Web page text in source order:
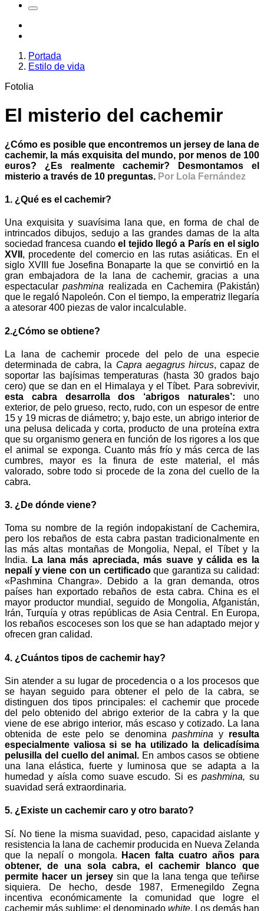
Portada
Estilo de vida
Fotolia
El misterio del cachemir
¿Cómo es posible que encontremos un jersey de lana de
cachemir, la más exquisita del mundo, por menos de 100
euros? ¿Es realmente cachemir? Desmontamos el
misterio a través de 10 preguntas. Por Lola Fernández
1. ¿Qué es el cachemir?
Una exquisita y suavísima lana que, en forma de chal de
intrincados dibujos, sedujo a las grandes damas de la alta
sociedad francesa cuandoel tejido llegó a París en el siglo
XVII , procedente del comercio en las rutas asiáticas. En el
siglo XVIII fue Josefina Bonaparte la que se convirtió en la
gran embajadora de la lana de cachemir, gracias a una
espectacularpashmina realizada en Cachemira (Pakistán)
que le regaló Napoleón. Con el tiempo, la emperatriz llegaría
a atesorar 400 piezas de valor incalculable.
2.¿Cómo se obtiene?
La lana de cachemir procede del pelo de una especie
determinada de cabra, la Capra aegagrus hircus, capaz de
soportar las bajísimas temperaturas (hasta 30 grados bajo
cero) que se dan en el Himalaya y el Tíbet. Para sobrevivir,
esta cabra desarrolla dos ‘abrigos naturales’: uno
exterior, de pelo grueso, recto, rudo, con un espesor de entre
15 y 19 micras de diámetro; y, bajo este, un abrigo interior de
una pelusa delicada y corta, producto de una proteína extra
que su organismo genera en función de los rigores a los que
el animal se exponga. Cuanto más frío y más cerca de las
cumbres, mayor es la finura de este material, el más
valorado, sobre todo si procede de la zona del cuello de la
cabra.
3. ¿De dónde viene?
Toma su nombre de la región indopakistaní de Cachemira,
pero los rebaños de esta cabra pastan tradicionalmente en
las más altas montañas de Mongolia, Nepal, el Tíbet y la
India.
La lana más apreciada, más suave y cálida es la
nepalí y viene con un certificadoque garantiza su calidad:
«Pashmina Changra». Debido a la gran demanda, otros
países han exportado rebaños de esta cabra. China es el
mayor productor mundial, seguido de Mongolia, Afganistán,
Irán, Turquía y otras repúblicas de Asia Central. En Europa,
los rebaños escoceses son los que se han adaptado mejor y
ofrecen gran calidad.
4. ¿Cuántos tipos de cachemir hay?
Sin atender a su lugar de procedencia o a los procesos que
se hayan seguido para obtener el pelo de la cabra, se
distinguen dos tipos principales: el cachemir que procede
del pelo obtenido del abrigo exterior de la cabra y la que
viene de ese abrigo interior, más escaso y cotizado. La lana
obtenida de este pelo se denomina pashmina y resulta
especialmente valiosa si se ha utilizado la delicadísima
pelusilla del cuello del animal. En ambos casos se obtiene
una lana elástica, fuerte y luminosa que se adapta a la
humedad y aísla como suave escudo. Si espashmina, su
suavidad será extraordinaria.
5. ¿Existe un cachemir caro y otro barato?
Sí. No tiene la misma suavidad, peso, capacidad aislante y
resistencia la lana de cachemir producida en Nueva Zelanda
que la nepalí o mongola.
Hacen falta cuatro años para
obtener, de una sola cabra, el cachemir blanco que
permite hacer un jerseysin que la lana tenga que teñirse
siquiera. De hecho, desde 1987, Ermenegildo Zegna
incentiva económicamente la comunidad que logre el
cachemir más sublime: el denominado white. Los demás han